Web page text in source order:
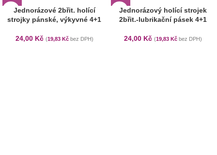
Jednorázové 2břit. holící
strojky pánské, výkyvné 4+1
24,00 Kč (19,83 Kčbez DPH)
Jednorázový holící strojek
2břit.-lubrikační pásek 4+1
24,00 Kč (19,83 Kčbez DPH)